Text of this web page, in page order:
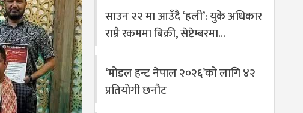
साउन २२ मा आउँदै ‘हली’: युके अधिकार
राम्रै रकममा बिक्री, सेप्टेम्बरमा…
‘मोडल हन्ट नेपाल २०२६’को लागि ४२
प्रतियोगी छनौट